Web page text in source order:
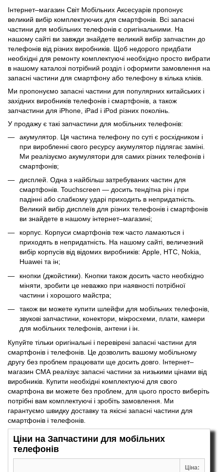
Інтернет–магазин Світ Мобільних Аксесуарів пропонує
великий вибір комплектуючих для смартфонів. Всі запасні
частини для мобільних телефонів є оригінальними. На
нашому сайті ви завжди знайдете великий вибір запчастин до
телефонів від різних виробників. Щоб недорого придбати
необхідні для ремонту комплектуючі необхідно просто вибрати
в нашому каталозі потрібний розділ і оформити замовлення на
запасні частини для смартфону або телефону в кілька кліків.
Ми пропонуємо запасні частини для популярних китайських і
західних виробників телефонів і смартфонів, а також
запчастини для iPhone , iPad і iPod різних поколінь.
У продажу є такі запчастини для мобільних телефонів:
акумулятор. Ця частина телефону по суті є росхідником і
при виробленні свого ресурсу акумулятор підлягає заміні.
Ми реалізуємо акумулятори для самих різних телефонів і
смартфонів;
дисплей. Одна з найбільш затребуваних частин для
смартфонів. Touchscreen — досить тендітна річ і при
падінні або слабкому ударі приходить в непридатність.
Великий вибір дисплеїв для різних телефонів і смартфонів
ви знайдете в нашому інтернет–магазині;
корпус. Корпуси смартфонів теж часто ламаються і
приходять в непридатність. На нашому сайті, величезний
вибір корпусів від відомих виробників: Apple, HTC, Nokia,
Huawei та ін;
кнопки (джойстики). Кнопки також досить часто необхідно
міняти, зробити це неважко при наявності потрібної
частини і хорошого майстра;
також ви можете купити шлейфи для мобільних телефонів,
звукові запчастини, конектори, мікросхеми, плати, камери
для мобільних телефонів, антени і ін.
Купуйте тільки оригінальні і перевірені запасні частини для
смартфонів і телефонів. Це дозволить вашому мобільному
другу без проблем працювати ще досить довго. Інтернет–
магазин СМА реалізує запасні частини за низькими цінами від
виробників. Купити необхідні комплектуючі для свого
смартфона ви можете без проблем, для цього просто виберіть
потрібні вам комплектуючі і зробіть замовлення. Ми
гарантуємо швидку доставку та якісні запасні частини для
смартфонів і телефонів.
Ціни на Запчастини для мобільних
телефонів
Ціна: